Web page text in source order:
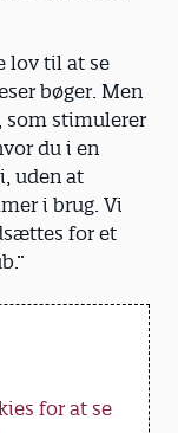
lov til at se
bøger. Men
som stimulerer
du i en
uden at
i brug. Vi
for et
for at se